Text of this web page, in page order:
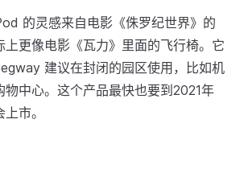
的灵感来自电影《侏罗纪世界》的
上更像电影《瓦力》里面的飞行椅。它
建议在封闭的园区使用，比如机
物中心。这个产品最快也要到2021年
市。